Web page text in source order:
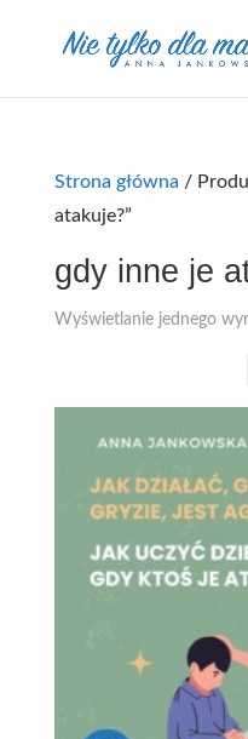
Strona główna /
atakuje?”
gdy inne je
Wyświetlanie jednego